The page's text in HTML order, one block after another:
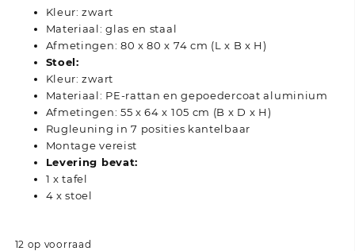
Kleur: zwart
Materiaal: glas en staal
Afmetingen: 80 x 80 x 74 cm (L x B x H)
Stoel:
Kleur: zwart
Materiaal: PE-rattan en gepoedercoat aluminium
Afmetingen: 55 x 64 x 105 cm (B x D x H)
Rugleuning in 7 posities kantelbaar
Montage vereist
Levering bevat:
1 x tafel
4 x stoel
12 op voorraad